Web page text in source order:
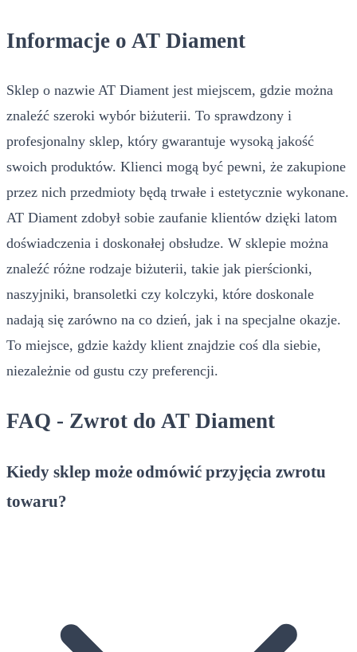
Informacje o AT Diament
Sklep o nazwie AT Diament jest miejscem, gdzie można
znaleźć szeroki wybór biżuterii. To sprawdzony i
profesjonalny sklep, który gwarantuje wysoką jakość
swoich produktów. Klienci mogą być pewni, że zakupione
przez nich przedmioty będą trwałe i estetycznie wykonane.
AT Diament zdobył sobie zaufanie klientów dzięki latom
doświadczenia i doskonałej obsłudze. W sklepie można
znaleźć różne rodzaje biżuterii, takie jak pierścionki,
naszyjniki, bransoletki czy kolczyki, które doskonale
nadają się zarówno na co dzień, jak i na specjalne okazje.
To miejsce, gdzie każdy klient znajdzie coś dla siebie,
niezależnie od gustu czy preferencji.
FAQ - Zwrot do AT Diament
Kiedy sklep może odmówić przyjęcia zwrotu
towaru?